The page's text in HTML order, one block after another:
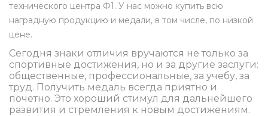
технического центра Ф1. У нас можно купить всю
наградную продукцию и медали, в том числе, по низкой
цене.
Сегодня знаки отличия вручаются не только за
спортивные достижения, но и за другие заслуги:
общественные, профессиональные, за учебу, за
труд. Получить медаль всегда приятно и
почетно. Это хороший стимул для дальнейшего
развития и стремления к новым достижениям.